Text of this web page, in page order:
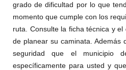
grado de dificultad por lo que
momento que cumple con los
ruta. Consulte la ficha técnica y
de planear su caminata. Además
seguridad que el municipio
específicamente para usted y